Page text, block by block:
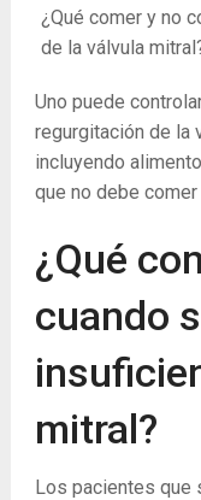
¿Qué comer y no
de la válvula
Uno puede
regurgitación de la
incluyendo
que no debe
¿Qué
cuando
mitral?
Los pacientes que